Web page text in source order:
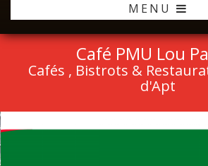
MENU
Café PMU Lou
Cafés , Bistrots &
d'Apt